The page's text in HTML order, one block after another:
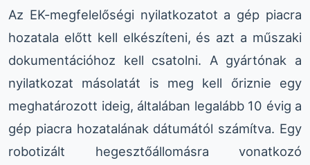
Az EK-megfelelőségi nyilatkozatot a gép piacra
hozatala előtt kell elkészíteni, és azt a műszaki
dokumentációhoz kell csatolni. A gyártónak a
nyilatkozat másolatát is meg kell őriznie egy
meghatározott ideig, általában legalább 10 évig a
gép piacra hozatalának dátumától számítva. Egy
robotizált hegesztőállomásra vonatkozó